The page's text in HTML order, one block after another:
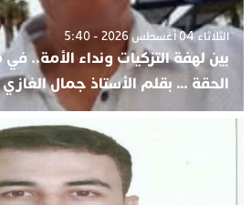
الثلاثاء 04 أغسطس 2026 - 5:40
بين لهفة التزكيات ونداء الأمة..
الحقة … بقلم الأستاذ جمال الغازي